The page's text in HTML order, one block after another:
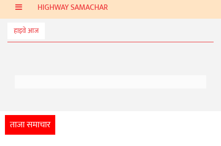
प्रविधि
स्वास्थ्य
आर्थिक
HIGHWAY SAMACHAR
हाइवे आज
ताजा समाचार